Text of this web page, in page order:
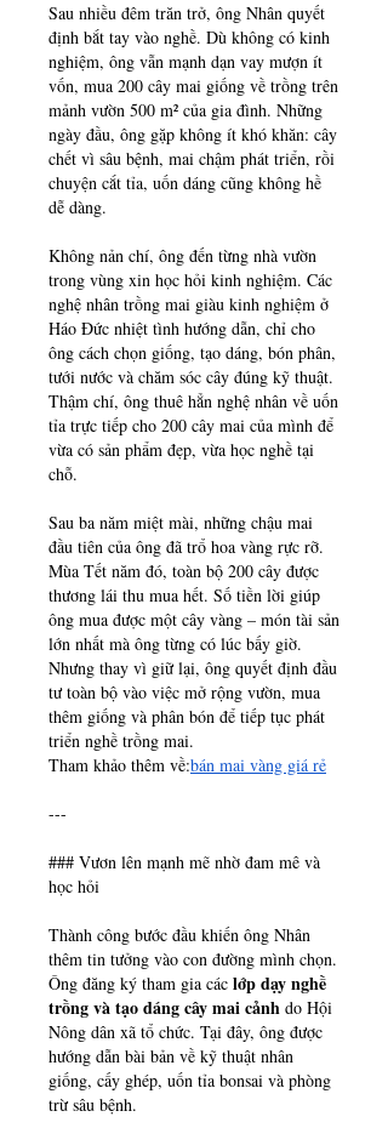
Sau nhiều đêm trăn trở, ông Nhân quyết
định bắt tay vào nghề. Dù không có kinh
nghiệm, ông vẫn mạnh dạn vay mượn ít
vốn, mua 200 cây mai giống về trồng trên
mảnh vườn 500 m² của gia đình. Những
ngày đầu, ông gặp không ít khó khăn: cây
chết vì sâu bệnh, mai chậm phát triển, rồi
chuyện cắt tỉa, uốn dáng cũng không hề
dễ dàng.
Không nản chí, ông đến từng nhà vườn
trong vùng xin học hỏi kinh nghiệm. Các
nghệ nhân trồng mai giàu kinh nghiệm ở
Háo Đức nhiệt tình hướng dẫn, chỉ cho
ông cách chọn giống, tạo dáng, bón phân,
tưới nước và chăm sóc cây đúng kỹ thuật.
Thậm chí, ông thuê hẳn nghệ nhân về uốn
tỉa trực tiếp cho 200 cây mai của mình để
vừa có sản phẩm đẹp, vừa học nghề tại
chỗ.
Sau ba năm miệt mài, những chậu mai
đầu tiên của ông đã trổ hoa vàng rực rỡ.
Mùa Tết năm đó, toàn bộ 200 cây được
thương lái thu mua hết. Số tiền lời giúp
ông mua được một cây vàng – món tài sản
lớn nhất mà ông từng có lúc bấy giờ.
Nhưng thay vì giữ lại, ông quyết định đầu
tư toàn bộ vào việc mở rộng vườn, mua
thêm giống và phân bón để tiếp tục phát
triển nghề trồng mai.
Tham khảo thêm về:bán mai vàng giá rẻ
---
### Vươn lên mạnh mẽ nhờ đam mê và
học hỏi
Thành công bước đầu khiến ông Nhân
thêm tin tưởng vào con đường mình chọn.
Ông đăng ký tham gia các lớp dạy nghề
trồng và tạo dáng cây mai cảnh do Hội
Nông dân xã tổ chức. Tại đây, ông được
hướng dẫn bài bản về kỹ thuật nhân
giống, cấy ghép, uốn tỉa bonsai và phòng
trừ sâu bệnh.